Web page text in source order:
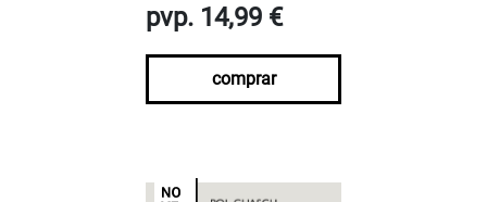
pvp. 14,99 €
comprar